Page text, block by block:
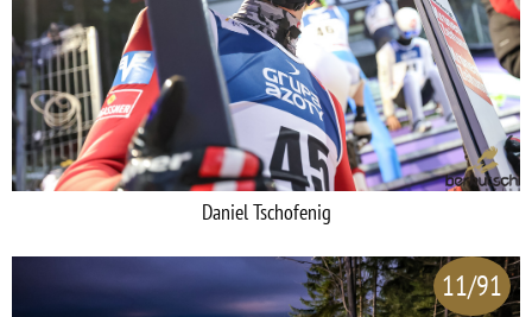
Daniel Tschofenig
11/91